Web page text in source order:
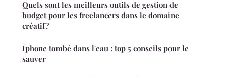
Quels sont les meilleurs outils de gestion de
budget pour les freelancers dans le domaine
créatif?
Iphone tombé dans l'eau : top 5 conseils pour le
sauver